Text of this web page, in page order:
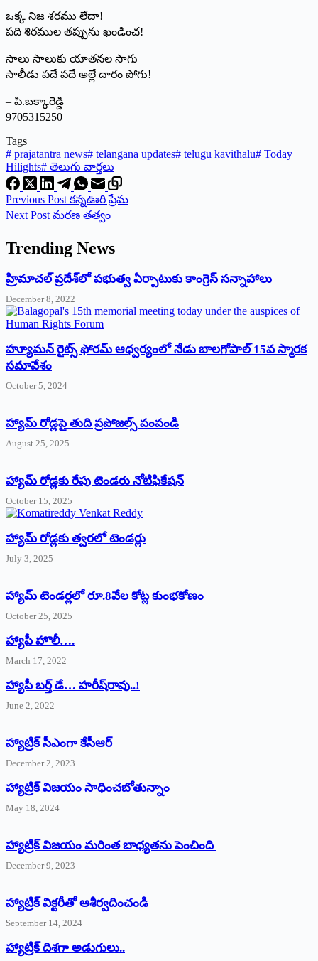
ఒక్క నిజ శరము లేదా!
పది శిరముల తప్పును ఖండించ!
సాలు సాలుకు యాతనల సాగు
సాలీడు పదే పదే అల్లే దారం పోగు!
– పి.బక్కారెడ్డి
9705315250
Tags
# prajatantra news# telangana updates# telugu kavithalu# Today
Hilights# తెలుగు వార్తలు
Previous Post కన్నఊరి ప్రేమ
Next Post మరణ తత్వం
Trending News
‌హ్రిమాచల్‌ ‌ప్రదేశ్‌లో పభుత్వ ఏర్పాటుకు కాంగ్రెస్‌ ‌సన్నాహాలు
December 8, 2022
హ్యూమన్‌ రైట్స్‌ ఫోరమ్‌ ఆధ్వర్యంలో నేడు బాలగోపాల్‌ 15వ స్మారక
సమావేశం
October 5, 2024
హ్యామ్‌ రోడ్లపై తుది ప్రపోజల్స్‌ పంపండి
August 25, 2025
హ్యామ్‌ రోడ్లకు రేపు టెండరు నోటిఫికేషన్‌
October 15, 2025
హ్యామ్‌ రోడ్లకు త్వరలో టెండర్లు
July 3, 2025
హ్యామ్‌ ‌టెండర్లలో రూ.8వేల కోట్ల కుంభకోణం
October 25, 2025
హ్యాపీ హొలీ….
March 17, 2022
హ్యాపీ బర్త్ ‌డే… హరీష్‌రావు..!
June 2, 2022
హ్యాట్రిక్‌ ‌సీఎంగా కేసీఆర్‌
December 2, 2023
హ్యాట్రిక్‌ విజయం సాధించబోతున్నాం
May 18, 2024
హ్యాట్రిక్ విజయం మరింత బాధ్యతను పెంచింది
December 9, 2023
హ్యాట్రిక్‌ ‌విక్టరీతో ఆశీర్వదించండి
September 14, 2024
‌హ్యాట్రిక్‌ ‌దిశగా అడుగులు..